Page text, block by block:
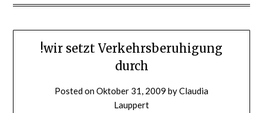
!wir setzt Verkehrsberuhigung
durch
Posted onOktober 31, 2009 byClaudia
Lauppert